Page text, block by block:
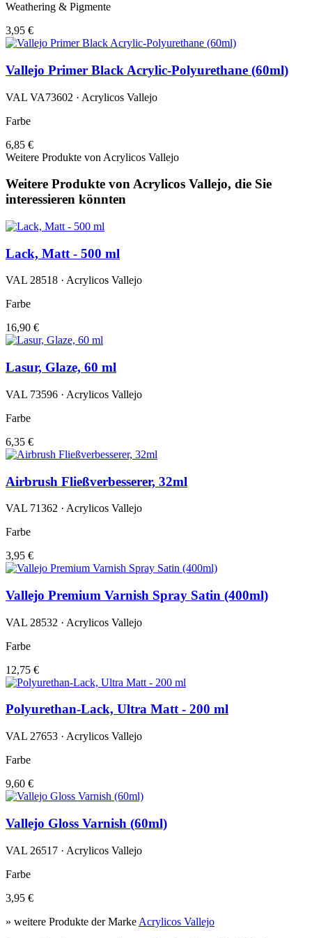
Weathering & Pigmente
3,95 €
Vallejo Primer Black Acrylic-Polyurethane (60ml)
VAL VA73602 · Acrylicos Vallejo
Farbe
6,85 €
Weitere Produkte von Acrylicos Vallejo
Weitere Produkte von Acrylicos Vallejo, die Sie
interessieren könnten
Lack, Matt - 500 ml
VAL 28518 · Acrylicos Vallejo
Farbe
16,90 €
Lasur, Glaze, 60 ml
VAL 73596 · Acrylicos Vallejo
Farbe
6,35 €
Airbrush Fließverbesserer, 32ml
VAL 71362 · Acrylicos Vallejo
Farbe
3,95 €
Vallejo Premium Varnish Spray Satin (400ml)
VAL 28532 · Acrylicos Vallejo
Farbe
12,75 €
Polyurethan-Lack, Ultra Matt - 200 ml
VAL 27653 · Acrylicos Vallejo
Farbe
9,60 €
Vallejo Gloss Varnish (60ml)
VAL 26517 · Acrylicos Vallejo
Farbe
3,95 €
» weitere Produkte der Marke Acrylicos Vallejo